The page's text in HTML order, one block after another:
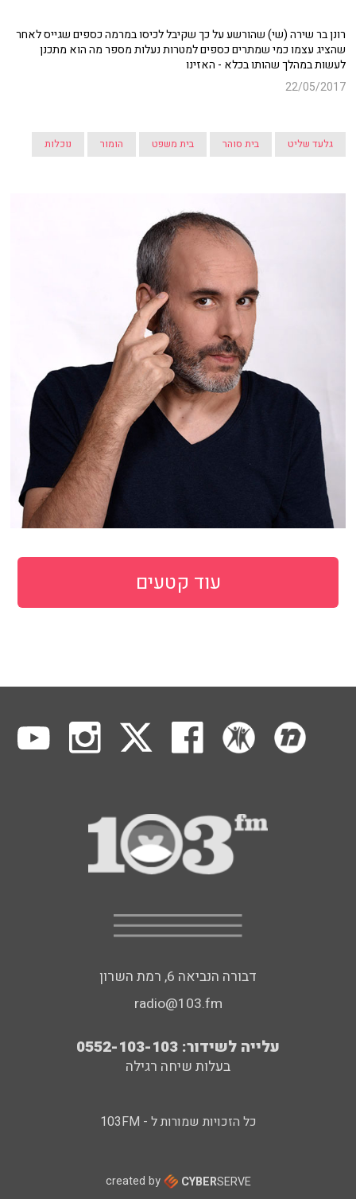
רונן בר שירה (שי) שהורשע על כך שקיבל לכיסו במרמה כספים שגייס לאחר
שהציג עצמו כמי שמתרים כספים למטרות נעלות מספר מה הוא מתכנן
לעשות במהלך שהותו בכלא - האזינו
22/05/2017
גלעד שליט בית סוהר בית משפט הומור נוכלות
עוד קטעים
דבורה הנביאה 6, רמת השרון
radio@103.fm
עלייה לשידור: 0552-103-103
בעלות שיחה רגילה
כל הזכויות שמורות ל - 103FM
created by CYBERSERVE